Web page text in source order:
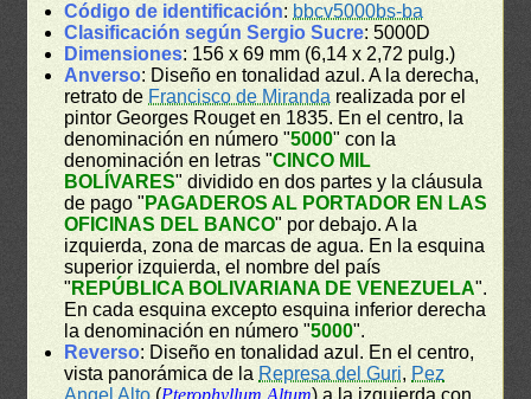
Código de identificación: bbcv5000bs-ba
Clasificación según Sergio Sucre: 5000D
Dimensiones: 156 x 69 mm (6,14 x 2,72 pulg.)
Anverso: Diseño en tonalidad azul. A la derecha,
retrato de Francisco de Miranda realizada por el
pintor Georges Rouget en 1835. En el centro, la
denominación en número "5000" con la
denominación en letras "CINCO MIL
BOLÍVARES" dividido en dos partes y la cláusula
de pago " PAGADEROS AL PORTADOR EN LAS
OFICINAS DEL BANCO" por debajo. A la
izquierda, zona de marcas de agua. En la esquina
superior izquierda, el nombre del país
" REPÚBLICA BOLIVARIANA DE VENEZUELA".
En cada esquina excepto esquina inferior derecha
la denominación en número "5000".
Reverso: Diseño en tonalidad azul. En el centro,
vista panorámica de la Represa del Guri, Pez
Angel Alto (Pterophyllum Altum) a la izquierda con